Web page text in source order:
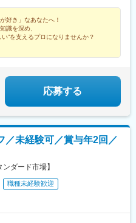
店／郡上八幡店■三重県四日市店／
掛川店／浜松上浅田店／静岡清閑
店■滋賀県彦根店／瀬田店／長浜店
■東京都赤羽西口店／立川店■長
ライフスタイルに合わせて選択
十鈴ケ丘駅、常葉大学前駅、豊田
駅、狐ケ崎駅、富士駅、沼津駅、
山駅、日華化学前駅、赤羽駅、柴
、栄生駅、大須観音駅、森下駅(愛
阜駅、赤堀駅、本陣駅、大曽根駅
好き」なあなたへ！
識を深め、
い”を支えるプロになりませんか？
ヶ月分＆家族手当
応募する
／未経験可／賞与年2回／
ダード市場】
職種未経験歓迎